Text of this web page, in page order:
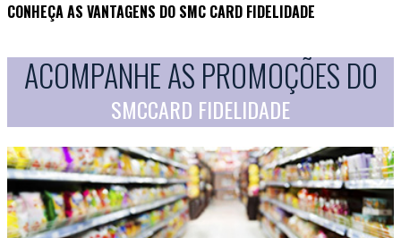
CONHEÇA AS VANTAGENS DO SMC CARD FIDELIDADE
ACOMPANHE AS PROMOÇÕES DO
SMCCARD FIDELIDADE